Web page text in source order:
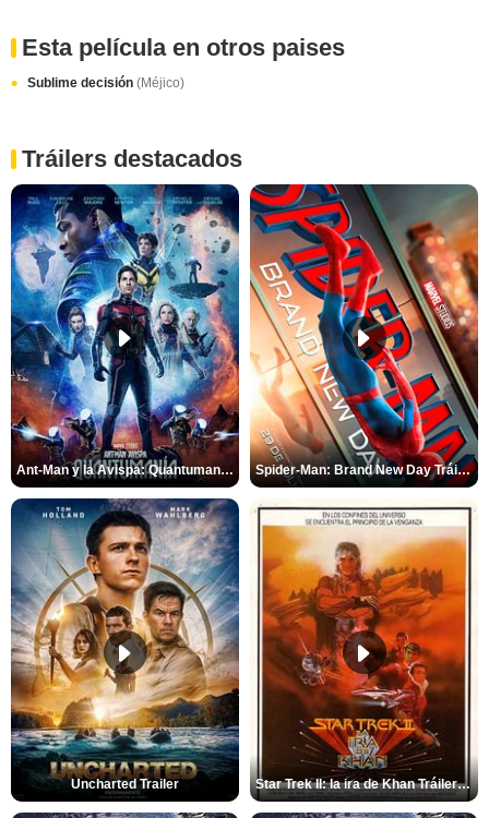
Esta película en otros paises
Sublime decisión (Méjico)
Tráilers destacados
Ant-Man y la Avispa: Quantumanía Tráiler (2) Spider-Man: Brand New Day Tráiler (3)
Uncharted Trailer Star Trek II: la ira de Khan Tráiler VO